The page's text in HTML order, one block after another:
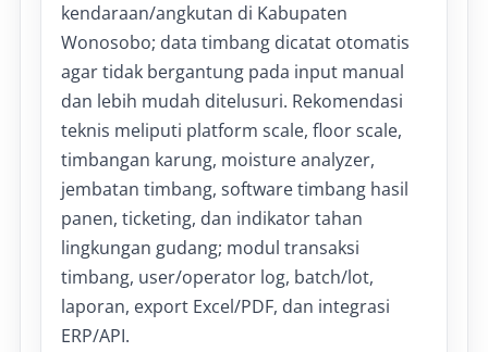
kendaraan/angkutan di Kabupaten
Wonosobo; data timbang dicatat otomatis
agar tidak bergantung pada input manual
dan lebih mudah ditelusuri. Rekomendasi
teknis meliputi platform scale, floor scale,
timbangan karung, moisture analyzer,
jembatan timbang, software timbang hasil
panen, ticketing, dan indikator tahan
lingkungan gudang; modul transaksi
timbang, user/operator log, batch/lot,
laporan, export Excel/PDF, dan integrasi
ERP/API.